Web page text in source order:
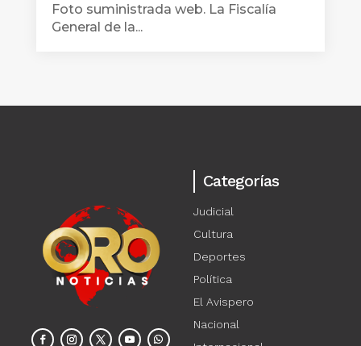
Foto suministrada web. La Fiscalía
General de la...
Categorías
Judicial
Cultura
Deportes
Política
El Avispero
Nacional